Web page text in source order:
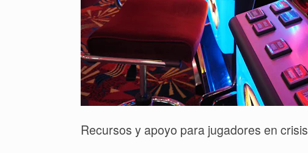
Recursos y apoyo para jugadores en crisis